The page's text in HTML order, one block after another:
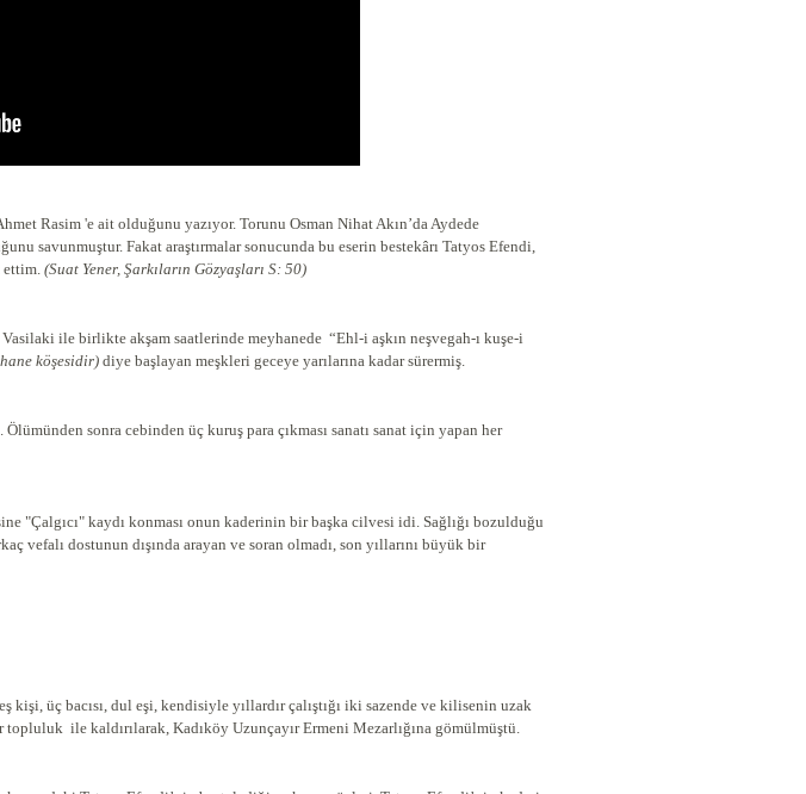
Rasim 'e ait olduğunu yazıyor. Torunu Osman Nihat Akın’da Aydede
savunmuştur. Fakat araştırmalar sonucunda bu eserin bestekârı Tatyos Efendi,
ettim. (Suat Yener, Şarkıların Gözyaşları S: 50)
ile birlikte akşam saatlerinde meyhanede “Ehl-i aşkın neşvegah-ı kuşe-i
köşesidir)diye başlayan meşkleri geceye yarılarına kadar sürermiş.
sonra cebinden üç kuruş para çıkması sanatı sanat için yapan her
"Çalgıcı" kaydı konması onun kaderinin bir başka cilvesi idi. Sağlığı bozulduğu
vefalı dostunun dışında arayan ve soran olmadı, son yıllarını büyük bir
kişi, üç bacısı, dul eşi, kendisiyle yıllardır çalıştığı iki sazende ve kilisenin uzak
ile kaldırılarak, Kadıköy Uzunçayır Ermeni Mezarlığına gömülmüştü.